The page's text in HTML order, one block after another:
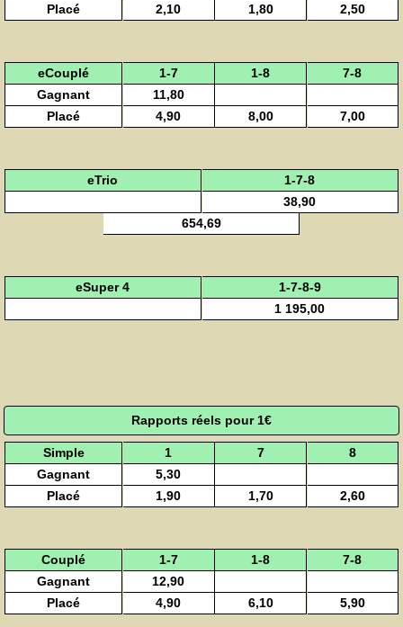
Placé
2,10 1,80 2,50
eCouplé 1-7 1-8
7-8
Gagnant
11,80
Placé
4,90 8,00 7,00
eTrio
1-7-8
38,90
654,69
eSuper 4
1-7-8-9
1 195,00
Rapports réels pour 1€
Simple 1 7
8
Gagnant
5,30
Placé
1,90 1,70 2,60
Couplé 1-7 1-8
7-8
Gagnant
12,90
Placé
4,90 6,10 5,90